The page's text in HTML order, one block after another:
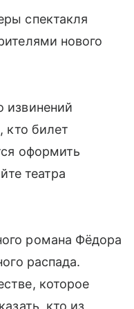
спектакля
нового
извинений
кто билет
оформить
театра
романа Фёдора
распада.
которое
кто из